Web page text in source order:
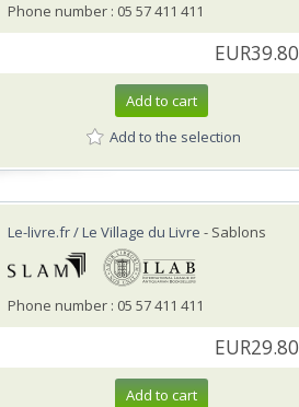
Phone number : 05 57 411 411
EUR39.80
Add to cart
Add to the selection
Le-livre.fr / Le Village du Livre - Sablons
Phone number : 05 57 411 411
EUR29.80
Add to cart